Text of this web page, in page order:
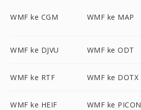
WMF ke CGM WMF ke MAP
WMF ke DJVU WMF ke ODT
WMF ke RTF WMF ke DOTX
WMF ke HEIF WMF ke PICON